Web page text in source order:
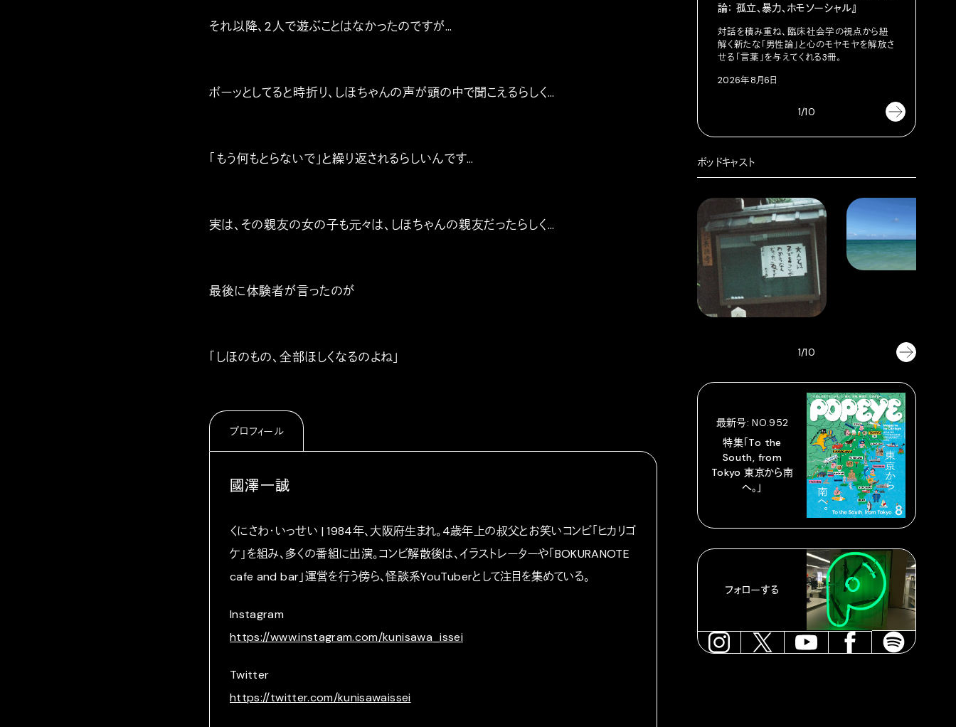
それ以降、2人で遊ぶことはなかったのですが…
ボーッとしてると時折り、しほちゃんの声が頭の中で聞こえるらしく…
「もう何もとらないで」と繰り返されるらしいんです…
実は、その親友の女の子も元々は、しほちゃんの親友だったらしく…
最後に体験者が言ったのが
「しほのもの、全部ほしくなるのよね」
プロフィール
國澤一誠
くにさわ・いっせい | 1984年、大阪府生まれ。4歳年上の叔父とお笑いコンビ「ヒカリゴ
ケ」を組み、多くの番組に出演。コンビ解散後は、イラストレーターや「BOKURANOTE
cafe and bar」運営を行う傍ら、怪談系YouTuberとして注目を集めている。
Instagram
https://www.instagram.com/kunisawa_issei
Twitter
https://twitter.com/kunisawaissei
論： 孤立、暴力、ホモソーシャル』
対話を積み重ね、臨床社会学の視点から紐
解く新たな「男性論」と心のモヤモヤを解放さ
せる「言葉」を与えてくれる3冊。
2026年8月6日
1/10
ポッドキャスト
1/10
最新号: NO.952
特集「To the
South, from
Tokyo 東京から南
へ。」
フォローする